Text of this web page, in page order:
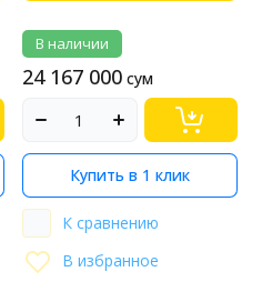
В наличии
24 167 000 сум
Купить в 1 клик
К сравнению
В избранное